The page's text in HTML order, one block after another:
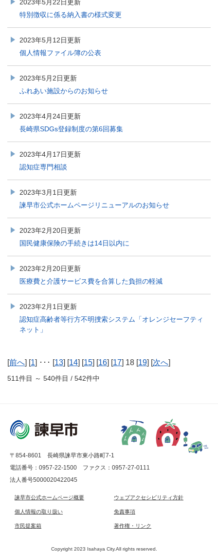
2023年5月22日更新
特別徴収に係る納入書の様式変更
2023年5月12日更新
個人情報ファイル簿の公表
2023年5月2日更新
ふれあい施設からのお知らせ
2023年4月24日更新
長崎県SDGs登録制度の第6回募集
2023年4月17日更新
認知症専門相談
2023年3月1日更新
諫早市公式ホームページリニューアルのお知らせ
2023年2月20日更新
国民健康保険の手続きは14日以内に
2023年2月20日更新
医療費と介護サービス費を合算した負担の軽減
2023年2月1日更新
認知症高齢者等行方不明捜索システム「オレンジセーフティ
ネット」
[前へ] [1] ･･･ [13] [14] [15] [16] [17] 18 [19] [次へ]
511件目 ～ 540件目 / 542件中
〒854-8601 長崎県諫早市東小路町7-1
電話番号：0957-22-1500
ファクス：0957-27-0111
法人番号5000020422045
諫早市公式ホームページ概要 ウェブアクセシビリティ方針
個人情報の取り扱い 免責事項
市民提案箱 著作権・リンク
Copyright 2023 Isahaya City.All rights reserved.